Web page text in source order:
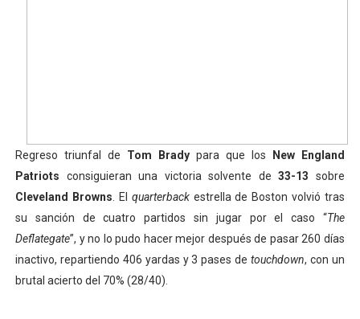
Mundial de piragüismo slalom 2026 (Oklahoma City,
Tour de Francia masculino 2026 - Tadej Pogacar
Mundial de Fórmula 1 2026 - Lando Norris consigue
Campeonato de Europa de saltos 2026 (París,
Regreso triunfal de Tom Brady para que los
New England
Patriots consiguieran una victoria solvente de33-13 sobre
Cleveland Browns . El quarterbackestrella de Boston volvió tras
su sanción de cuatro partidos sin jugar por el caso “The
Deflategate”, y no lo pudo hacer mejor después de pasar 260 días
inactivo, repartiendo 406 yardas y 3 pases detouchdown, con un
brutal acierto del 70% (28/40).